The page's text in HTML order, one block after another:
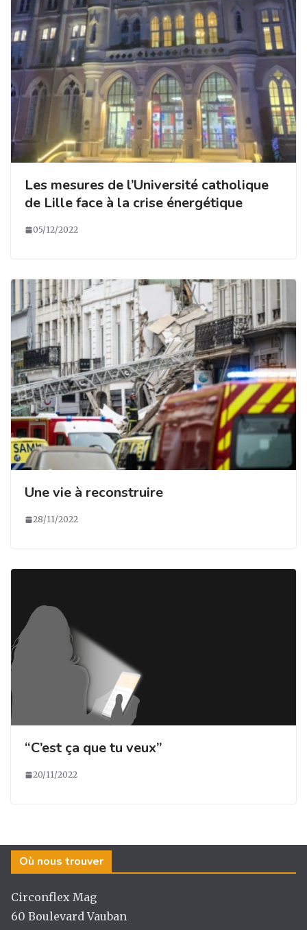
Les mesures de l’Université catholique
de Lille face à la crise énergétique
05/12/2022
Une vie à reconstruire
28/11/2022
“C’est ça que tu veux”
20/11/2022
Où nous trouver
Circonflex Mag
60 Boulevard Vauban